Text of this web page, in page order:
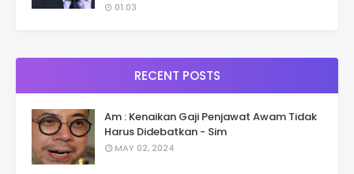
01:03
RECENT POSTS
Am : Kenaikan Gaji Penjawat Awam Tidak
Harus Didebatkan - Sim
MAY 02, 2024